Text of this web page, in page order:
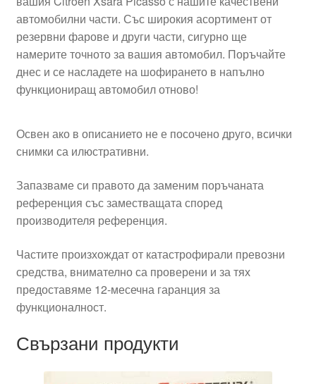
автомобилни части. Със широкия асортимент от
резервни фарове и други части, сигурно ще
намерите точното за вашия автомобил. Поръчайте
днес и се насладете на шофирането в напълно
функциониращ автомобил отново!
Освен ако в описанието не е посочено друго, всички
снимки са илюстративни.
Запазваме си правото да заменим поръчаната
референция със заместващата според
производителя референция.
Частите произхождат от катастрофирали превозни
средства, внимателно са проверени и за тях
предоставяме 12-месечна гаранция за
функционалност.
Свързани продукти